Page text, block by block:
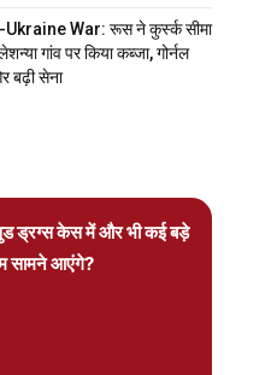
War: रूस ने कुर्स्क सीमा
गांव पर किया कब्जा, गोर्नल
बढ़ी सेना
ड्रग्स केस में और भी कई बड़े
सामने आएंगे?